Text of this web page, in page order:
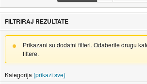
FILTRIRAJ REZULTATE
Prikazani su dodatni filteri. Odaberite drugu
filtere.
Kategorija (prikaži sve)